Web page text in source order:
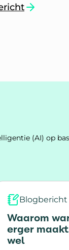
kinderen
(AI) op
Blogbericht
Waarom
erger
wel